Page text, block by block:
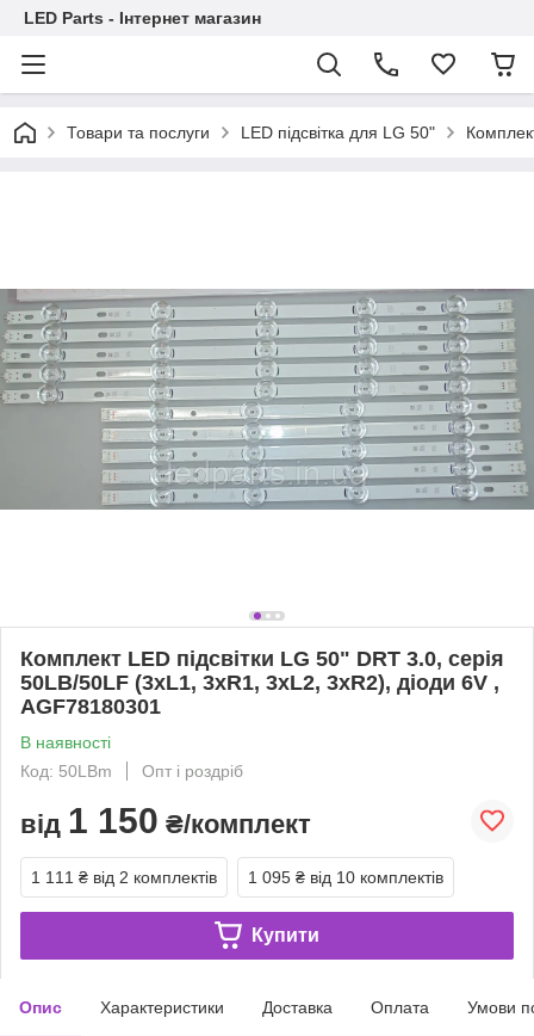
LED Parts - Інтернет магазин
Товари та послуги LED підсвітка для LG 50"
Комплект LED підсвітки LG 50" DRT 3.0, серія
50LB/50LF (3xL1, 3xR1, 3xL2, 3xR2), діоди 6V ,
AGF78180301
В наявності
Код: 50LBm
Опт і роздріб
від 1 150 ₴/комплект
1 111 ₴ від 2 комплектів 1 095 ₴ від 10 комплектів
Купити
Опис Характеристики Доставка Оплата Умови